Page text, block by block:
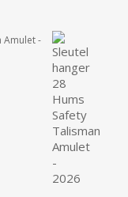
Amulet -